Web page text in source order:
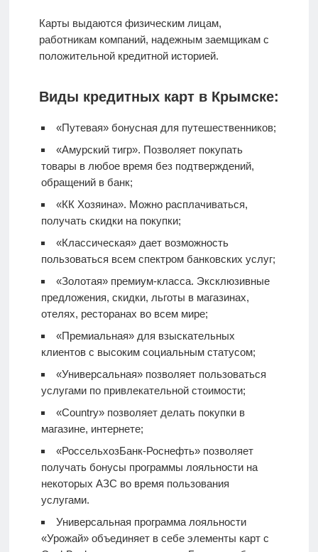
Карты выдаются физическим лицам,
работникам компаний, надежным заемщикам с
положительной кредитной историей.
Виды кредитных карт в Крымске:
«Путевая» бонусная для путешественников;
«Амурский тигр». Позволяет покупать
товары в любое время без подтверждений,
обращений в банк;
«КК Хозяина». Можно расплачиваться,
получать скидки на покупки;
«Классическая» дает возможность
пользоваться всем спектром банковских услуг;
«Золотая» премиум-класса. Эксклюзивные
предложения, скидки, льготы в магазинах,
отелях, ресторанах во всем мире;
«Премиальная» для взыскательных
клиентов с высоким социальным статусом;
«Универсальная» позволяет пользоваться
услугами по привлекательной стоимости;
«Country» позволяет делать покупки в
магазине, интернете;
«РоссельхозБанк-Роснефть» позволяет
получать бонусы программы лояльности на
некоторых АЗС во время пользования
услугами.
Универсальная программа лояльности
«Урожай» объединяет в себе элементы карт с